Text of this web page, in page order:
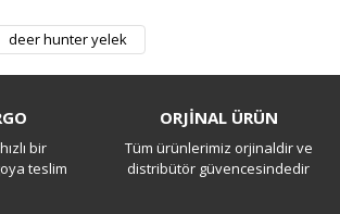
ürüne ilk yorumu siz yapın!
deer hunter yelek
bir
teslim
ORJİNAL ÜRÜN
Tüm ürünlerimiz orjinaldir ve
distribütör güvencesindedir